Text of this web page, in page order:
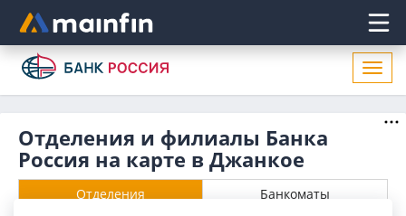
Главное меню
Отделения и филиалы Банка
Россия на карте в Джанкое
Отделения Банкоматы